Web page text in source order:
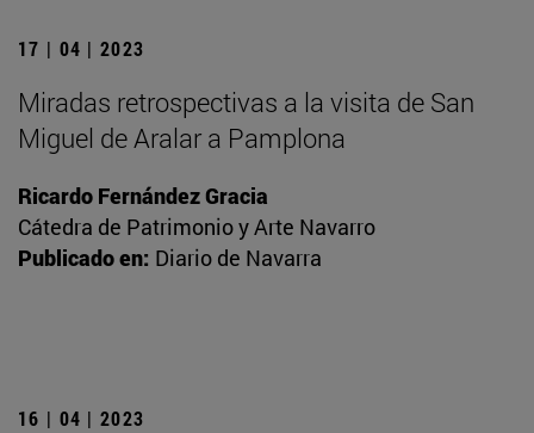
17 | 04 | 2023
Miradas retrospectivas a la visita de San
Miguel de Aralar a Pamplona
Ricardo Fernández Gracia
Cátedra de Patrimonio y Arte Navarro
Publicado en: Diario de Navarra
16 | 04 | 2023